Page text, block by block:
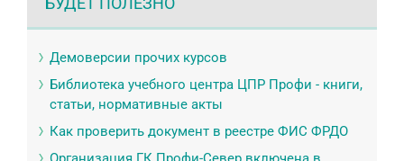
Демоверсии прочих курсов
Библиотека учебного центра ЦПР Профи - книги,
статьи, нормативные акты
Как проверить документ в реестре ФИС ФРДО